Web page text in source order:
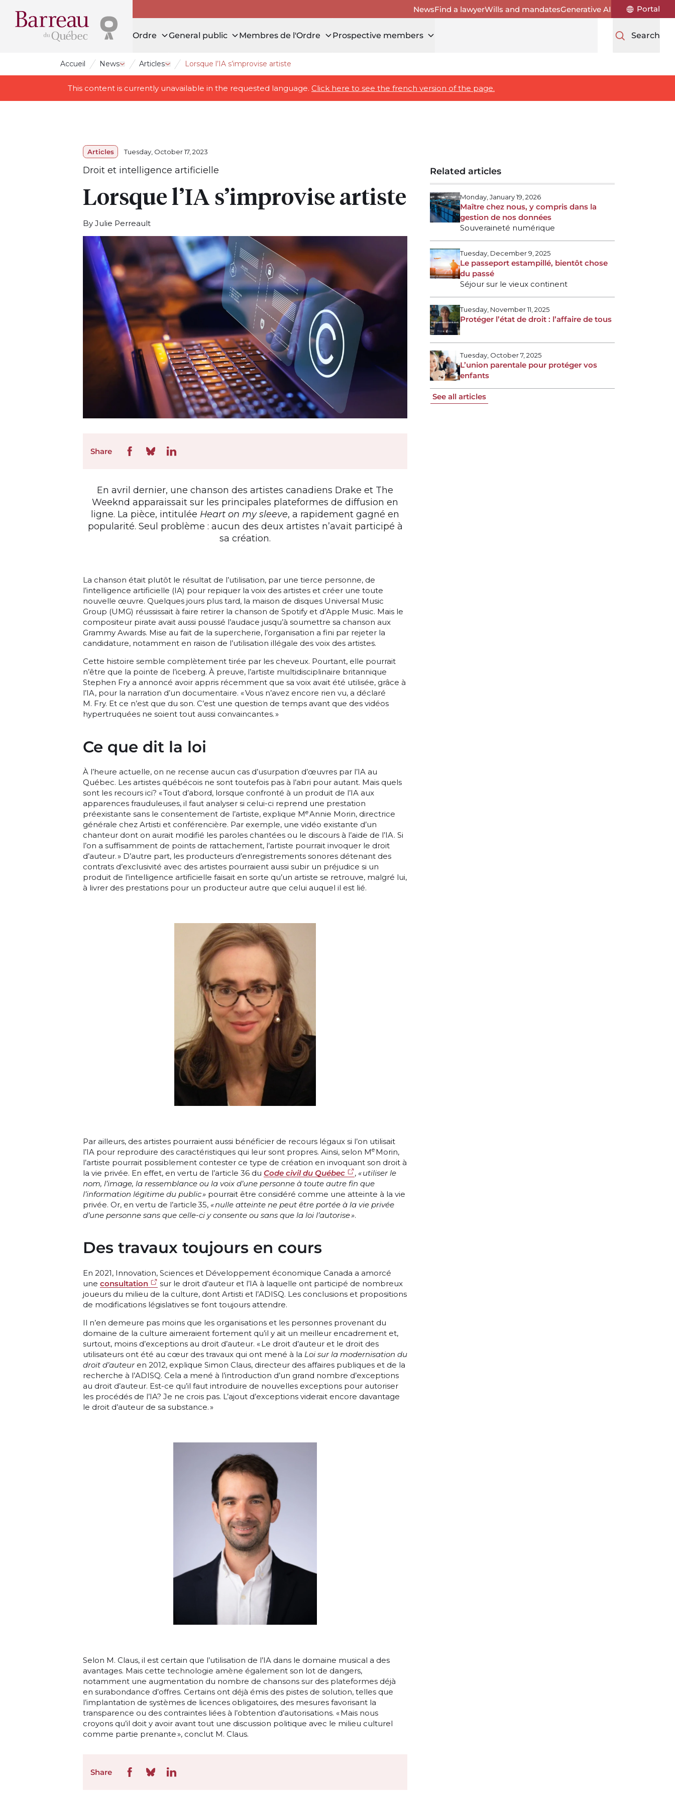
NewsFind a lawyerWills and mandatesGenerative AI Portal
Ordre General public Membres de l'Ordre Prospective members Search
Accueil News Open drawer News
Articles Open drawer Articles
Lorsque l’IA s’improvise artiste
This content is currently unavailable in the requested language. Click here to see the french version of the page.
Articles Tuesday, October 17, 2023
Droit et intelligence artificielle
Lorsque l’IA s’improvise artiste
By Julie Perreault
Share
En avril dernier, une chanson des artistes canadiens Drake et The
Weeknd apparaissait sur les principales plateformes de diffusion en
ligne. La pièce, intitulée Heart on my sleeve, a rapidement gagné en
popularité. Seul problème : aucun des deux artistes n’avait participé à
sa création.
La chanson était plutôt le résultat de l’utilisation, par une tierce personne, de
l’intelligence artificielle (IA) pour repiquer la voix des artistes et créer une toute
nouvelle œuvre. Quelques jours plus tard, la maison de disques Universal Music
Group (UMG) réussissait à faire retirer la chanson de Spotify et d’Apple Music. Mais le
compositeur pirate avait aussi poussé l’audace jusqu’à soumettre sa chanson aux
Grammy Awards. Mise au fait de la supercherie, l’organisation a fini par rejeter la
candidature, notamment en raison de l’utilisation illégale des voix des artistes.
Cette histoire semble complètement tirée par les cheveux. Pourtant, elle pourrait
n’être que la pointe de l’iceberg. À preuve, l’artiste multidisciplinaire britannique
Stephen Fry a annoncé avoir appris récemment que sa voix avait été utilisée, grâce à
l’IA, pour la narration d’un documentaire. « Vous n’avez encore rien vu, a déclaré
M. Fry. Et ce n’est que du son. C’est une question de temps avant que des vidéos
hypertruquées ne soient tout aussi convaincantes. »
Ce que dit la loi
À l’heure actuelle, on ne recense aucun cas d’usurpation d’œuvres par l’IA au
Québec. Les artistes québécois ne sont toutefois pas à l’abri pour autant. Mais quels
sont les recours ici? « Tout d’abord, lorsque confronté à un produit de l’IA aux
apparences frauduleuses, il faut analyser si celui-ci reprend une prestation
préexistante sans le consentement de l’artiste, explique MeAnnie Morin, directrice
générale chez Artisti et conférencière. Par exemple, une vidéo existante d’un
chanteur dont on aurait modifié les paroles chantées ou le discours à l’aide de l’IA. Si
l’on a suffisamment de points de rattachement, l’artiste pourrait invoquer le droit
d’auteur. » D’autre part, les producteurs d’enregistrements sonores détenant des
contrats d’exclusivité avec des artistes pourraient aussi subir un préjudice si un
produit de l’intelligence artificielle faisait en sorte qu’un artiste se retrouve, malgré lui,
à livrer des prestations pour un producteur autre que celui auquel il est lié.
Par ailleurs, des artistes pourraient aussi bénéficier de recours légaux si l’on utilisait
l’IA pour reproduire des caractéristiques qui leur sont propres. Ainsi, selon Me Morin,
l’artiste pourrait possiblement contester ce type de création en invoquant son droit à
la vie privée. En effet, en vertu de l’article 36 du Code civil du Québec , « utiliser le
nom, l’image, la ressemblance ou la voix d’une personne à toute autre fin que
l’information légitime du public » pourrait être considéré comme une atteinte à la vie
privée. Or, en vertu de l’article 35, « nulle atteinte ne peut être portée à la vie privée
d’une personne sans que celle-ci y consente ou sans que la loi l’autorise ».
Des travaux toujours en cours
En 2021, Innovation, Sciences et Développement économique Canada a amorcé
une consultation
sur le droit d’auteur et l’IA à laquelle ont participé de nombreux
joueurs du milieu de la culture, dont Artisti et l’ADISQ. Les conclusions et propositions
de modifications législatives se font toujours attendre.
Il n’en demeure pas moins que les organisations et les personnes provenant du
domaine de la culture aimeraient fortement qu’il y ait un meilleur encadrement et,
surtout, moins d’exceptions au droit d’auteur. « Le droit d’auteur et le droit des
utilisateurs ont été au cœur des travaux qui ont mené à la Loi sur la modernisation du
droit d’auteuren 2012, explique Simon Claus, directeur des affaires publiques et de la
recherche à l’ADISQ. Cela a mené à l’introduction d’un grand nombre d’exceptions
au droit d’auteur. Est-ce qu’il faut introduire de nouvelles exceptions pour autoriser
les procédés de l’IA? Je ne crois pas. L’ajout d’exceptions viderait encore davantage
le droit d’auteur de sa substance. »
Selon M. Claus, il est certain que l’utilisation de l’IA dans le domaine musical a des
avantages. Mais cette technologie amène également son lot de dangers,
notamment une augmentation du nombre de chansons sur des plateformes déjà
en surabondance d’offres. Certains ont déjà émis des pistes de solution, telles que
l’implantation de systèmes de licences obligatoires, des mesures favorisant la
transparence ou des contraintes liées à l’obtention d’autorisations. « Mais nous
croyons qu’il doit y avoir avant tout une discussion politique avec le milieu culturel
comme partie prenante », conclut M. Claus.
Share
Related articles
Monday, January 19, 2026
Maître chez nous, y compris dans la
gestion de nos données
Souveraineté numérique
Tuesday, December 9, 2025
Le passeport estampillé, bientôt chose
du passé
Séjour sur le vieux continent
Tuesday, November 11, 2025
Protéger l’état de droit : l’affaire de tous
Tuesday, October 7, 2025
L’union parentale pour protéger vos
enfants
See all articles